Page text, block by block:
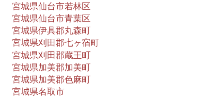
宮城県仙台市若林区
宮城県仙台市青葉区
宮城県伊具郡丸森町
宮城県刈田郡七ヶ宿町
宮城県刈田郡蔵王町
宮城県加美郡加美町
宮城県加美郡色麻町
宮城県名取市